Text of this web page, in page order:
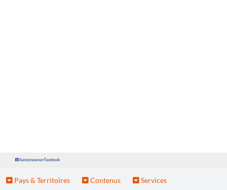
Suivez nous sur Facebook
Pays & Territoires Contenus Services